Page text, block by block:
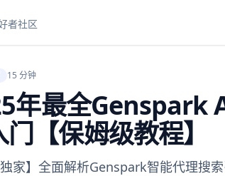
者社区
15 分钟
年最全Genspark
【保姆级教程】
独家】全面解析Genspark智能代理搜